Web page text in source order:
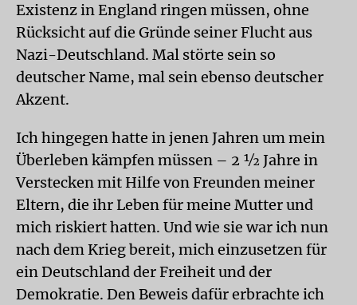
Existenz in England ringen müssen, ohne
Rücksicht auf die Gründe seiner Flucht aus
Nazi-Deutschland. Mal störte sein so
deutscher Name, mal sein ebenso deutscher
Akzent.
Ich hingegen hatte in jenen Jahren um mein
Überleben kämpfen müssen – 2 ½ Jahre in
Verstecken mit Hilfe von Freunden meiner
Eltern, die ihr Leben für meine Mutter und
mich riskiert hatten. Und wie sie war ich nun
nach dem Krieg bereit, mich einzusetzen für
ein Deutschland der Freiheit und der
Demokratie. Den Beweis dafür erbrachte ich